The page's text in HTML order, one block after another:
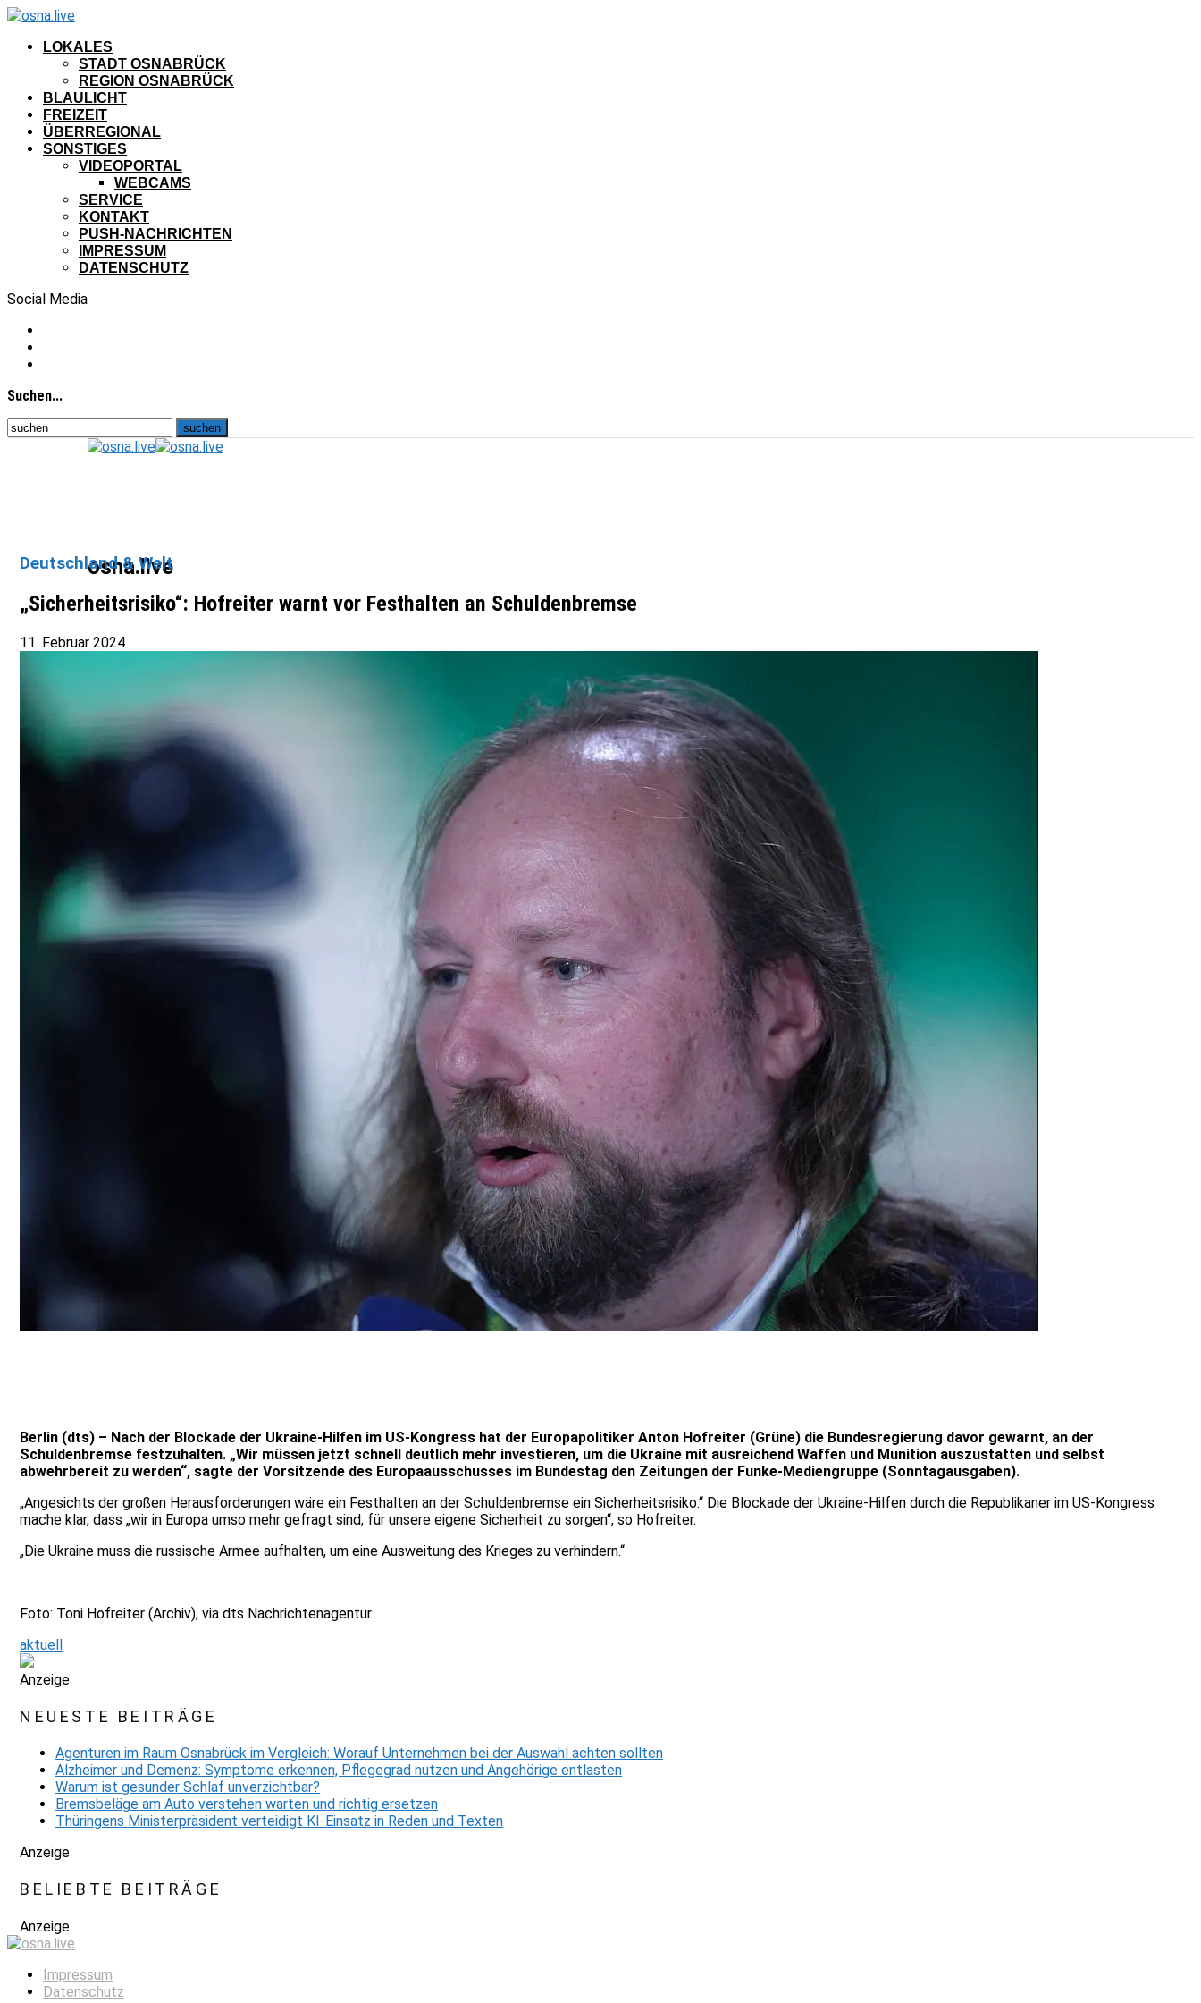
LOKALES
STADT OSNABRÜCK
REGION OSNABRÜCK
BLAULICHT
FREIZEIT
ÜBERREGIONAL
SONSTIGES
VIDEOPORTAL
WEBCAMS
SERVICE
KONTAKT
PUSH-NACHRICHTEN
IMPRESSUM
DATENSCHUTZ
Social Media
Suchen...
osna.live
Deutschland & Welt
„Sicherheitsrisiko“: Hofreiter warnt vor Festhalten an Schuldenbremse
11. Februar 2024
Berlin (dts) – Nach der Blockade der Ukraine-Hilfen im US-Kongress hat der Europapolitiker Anton Hofreiter (Grüne) die Bundesregierung davor gewarnt, an der
Schuldenbremse festzuhalten. „Wir müssen jetzt schnell deutlich mehr investieren, um die Ukraine mit ausreichend Waffen und Munition auszustatten und selbst
abwehrbereit zu werden“, sagte der Vorsitzende des Europaausschusses im Bundestag den Zeitungen der Funke-Mediengruppe (Sonntagausgaben).
„Angesichts der großen Herausforderungen wäre ein Festhalten an der Schuldenbremse ein Sicherheitsrisiko.“ Die Blockade der Ukraine-Hilfen durch die Republikaner im US-Kongress
mache klar, dass „wir in Europa umso mehr gefragt sind, für unsere eigene Sicherheit zu sorgen“, so Hofreiter.
„Die Ukraine muss die russische Armee aufhalten, um eine Ausweitung des Krieges zu verhindern.“
Foto: Toni Hofreiter (Archiv), via dts Nachrichtenagentur
aktuell
Anzeige
NEUESTE BEITRÄGE
Agenturen im Raum Osnabrück im Vergleich: Worauf Unternehmen bei der Auswahl achten sollten
Alzheimer und Demenz: Symptome erkennen, Pflegegrad nutzen und Angehörige entlasten
Warum ist gesunder Schlaf unverzichtbar?
Bremsbeläge am Auto verstehen warten und richtig ersetzen
Thüringens Ministerpräsident verteidigt KI-Einsatz in Reden und Texten
Anzeige
BELIEBTE BEITRÄGE
Anzeige
Impressum
Datenschutz